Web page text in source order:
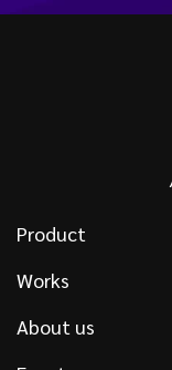
Product
Works
About us